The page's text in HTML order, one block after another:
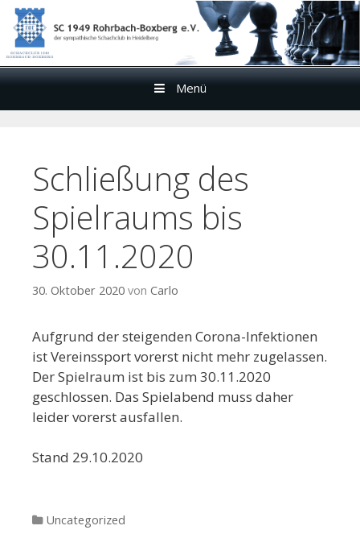
Menü
Schließung des
Spielraums bis
30.11.2020
30. Oktober 2020 von Carlo
Aufgrund der steigenden Corona-Infektionen
ist Vereinssport vorerst nicht mehr zugelassen.
Der Spielraum ist bis zum 30.11.2020
geschlossen. Das Spielabend muss daher
leider vorerst ausfallen.
Stand 29.10.2020
Categories
Uncategorized